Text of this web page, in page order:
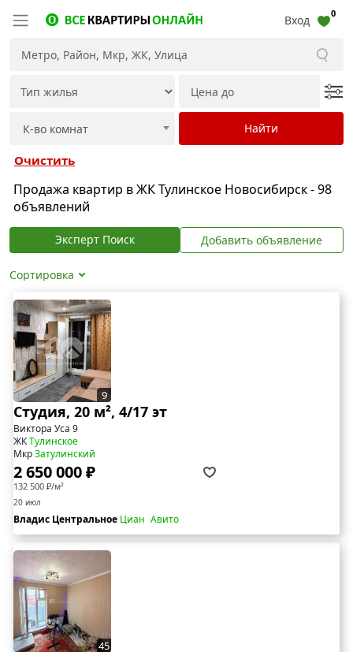
Вход 0
Очистить
Продажа квартир в ЖК Тулинское Новосибирск - 98
объявлений
Эксперт Поиск Добавить объявление
Сортировка
9
Студия, 20 м², 4/17 эт
Виктора Уса 9
ЖКТулинское
МкрЗатулинский
2 650 000 ₽
132 500 ₽/м²
20 июл
Владис Центральное Циан Авито
45